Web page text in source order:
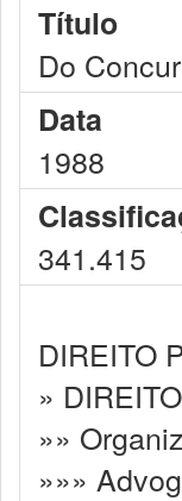
Título
Do
Data
1988
341.415
DIREITO
»
»»
»»»